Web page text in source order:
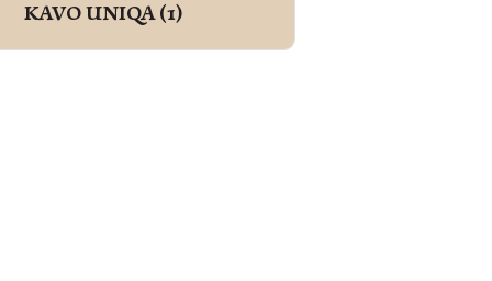
KAVO UNIQA(1)